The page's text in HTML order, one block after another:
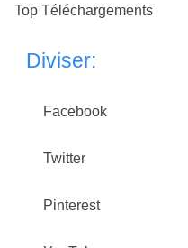
Top Téléchargements
Diviser:
Facebook
Twitter
Pinterest